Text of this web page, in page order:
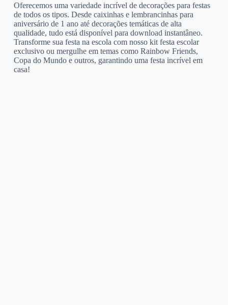
Oferecemos uma variedade incrível de decorações para festas
de todos os tipos. Desde caixinhas e lembrancinhas para
aniversário de 1 ano até decorações temáticas de alta
qualidade, tudo está disponível para download instantâneo.
Transforme sua festa na escola com nosso kit festa escolar
exclusivo ou mergulhe em temas como Rainbow Friends,
Copa do Mundo e outros, garantindo uma festa incrível em
casa!